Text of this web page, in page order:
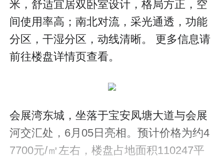
米，舒适宜居双卧室设计，格局方正，空
间使用率高；南北对流，采光通透，功能
分区，干湿分区，动线清晰。 更多信息请
前往楼盘详情页查看。
会展湾东城，坐落于宝安凤塘大道与会展
河交汇处，6月05日亮相。预计价格为约4
7700元/㎡左右，楼盘占地面积110247平